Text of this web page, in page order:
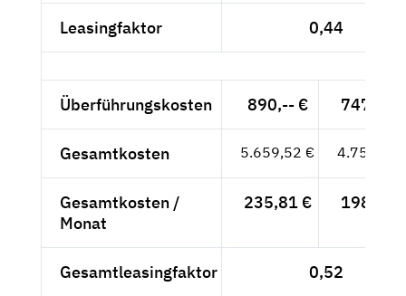
Leasingfaktor 0,44
Überführungskosten 890,-- € 747,90
Gesamtkosten 5.659,52 € 4.755,90
Gesamtkosten /
Monat
235,81 € 198,16
Gesamtleasingfaktor 0,52